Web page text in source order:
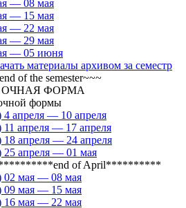
— 08 мая
— 15 мая
— 22 мая
— 29 мая
— 05 июня
материалы архивом за семестр
of the semester~~~
ОЧНАЯ ФОРМА
формы
4 апреля — 10 апреля
11 апреля — 17 апреля
18 апреля — 24 апреля
25 апреля — 01 мая
of April**********
02 мая — 08 мая
09 мая — 15 мая
16 мая — 22 мая